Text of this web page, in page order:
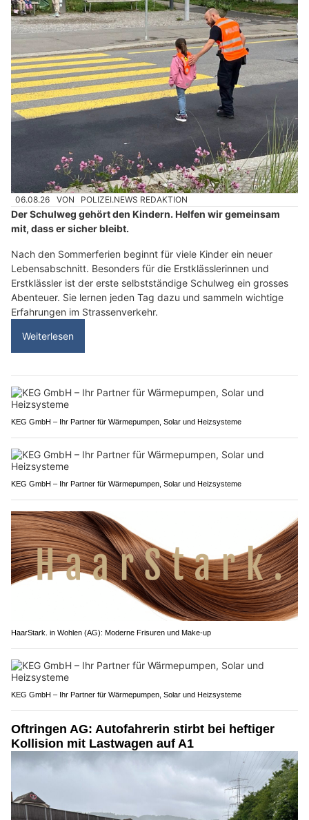
06.08.26 VON POLIZEI.NEWS REDAKTION
Der Schulweg gehört den Kindern. Helfen wir gemeinsam
mit, dass er sicher bleibt.
Nach den Sommerferien beginnt für viele Kinder ein neuer
Lebensabschnitt. Besonders für die Erstklässlerinnen und
Erstklässler ist der erste selbstständige Schulweg ein grosses
Abenteuer. Sie lernen jeden Tag dazu und sammeln wichtige
Erfahrungen im Strassenverkehr.
Weiterlesen
KEG GmbH – Ihr Partner für Wärmepumpen, Solar und Heizsysteme
KEG GmbH – Ihr Partner für Wärmepumpen, Solar und Heizsysteme
HaarStark. in Wohlen (AG): Moderne Frisuren und Make-up
KEG GmbH – Ihr Partner für Wärmepumpen, Solar und Heizsysteme
Oftringen AG: Autofahrerin stirbt bei heftiger
Kollision mit Lastwagen auf A1